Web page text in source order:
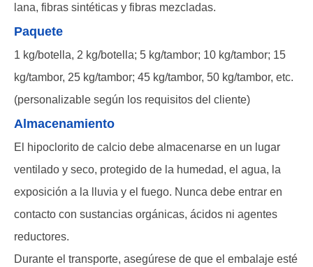
lana, fibras sintéticas y fibras mezcladas.
Paquete
1 kg/botella, 2 kg/botella; 5 kg/tambor; 10 kg/tambor; 15
kg/tambor, 25 kg/tambor; 45 kg/tambor, 50 kg/tambor, etc.
(personalizable según los requisitos del cliente)
Almacenamiento
El hipoclorito de calcio debe almacenarse en un lugar
ventilado y seco, protegido de la humedad, el agua, la
exposición a la lluvia y el fuego. Nunca debe entrar en
contacto con sustancias orgánicas, ácidos ni agentes
reductores.
Durante el transporte, asegúrese de que el embalaje esté